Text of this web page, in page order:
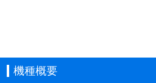
機種概要